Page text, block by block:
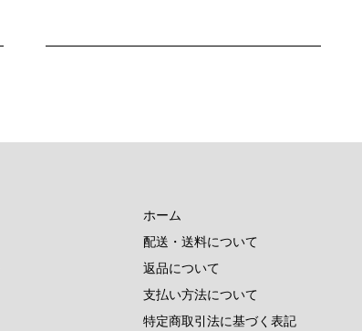
ホーム
配送・送料について
返品について
支払い方法について
特定商取引法に基づく表記